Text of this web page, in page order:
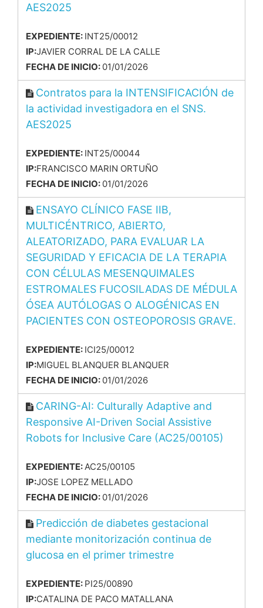
AES2025
EXPEDIENTE: INT25/00012
IP:JAVIER CORRAL DE LA CALLE
FECHA DE INICIO: 01/01/2026
Contratos para la INTENSIFICACIÓN de
la actividad investigadora en el SNS.
AES2025
EXPEDIENTE: INT25/00044
IP:FRANCISCO MARIN ORTUÑO
FECHA DE INICIO: 01/01/2026
ENSAYO CLÍNICO FASE IIB,
MULTICÉNTRICO, ABIERTO,
ALEATORIZADO, PARA EVALUAR LA
SEGURIDAD Y EFICACIA DE LA TERAPIA
CON CÉLULAS MESENQUIMALES
ESTROMALES FUCOSILADAS DE MÉDULA
ÓSEA AUTÓLOGAS O ALOGÉNICAS EN
PACIENTES CON OSTEOPOROSIS GRAVE.
EXPEDIENTE: ICI25/00012
IP:MIGUEL BLANQUER BLANQUER
FECHA DE INICIO: 01/01/2026
CARING-AI: Culturally Adaptive and
Responsive AI-Driven Social Assistive
Robots for Inclusive Care (AC25/00105)
EXPEDIENTE:AC25/00105
IP:JOSE LOPEZ MELLADO
FECHA DE INICIO: 01/01/2026
Predicción de diabetes gestacional
mediante monitorización continua de
glucosa en el primer trimestre
EXPEDIENTE: PI25/00890
IP:CATALINA DE PACO MATALLANA